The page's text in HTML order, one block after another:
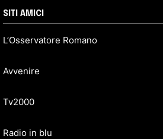
SITI AMICI
L’Osservatore Romano
Avvenire
Tv2000
Radio in blu